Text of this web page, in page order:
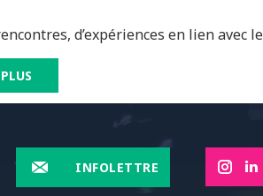
d’expériences en lien avec
INFOLETTRE